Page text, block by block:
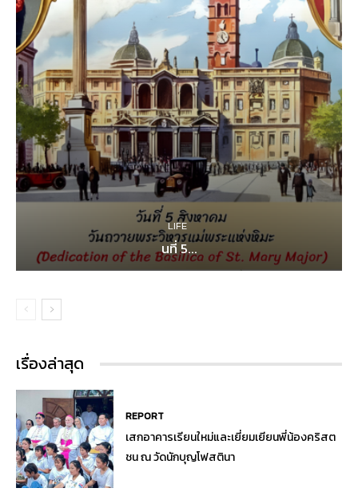
LIFE
นที่ 5...
เรื่องล่าสุด
REPORT
เสกอาคารเรียนใหม่และเยี่ยมเยียนพี่น้องคริสต
ชน ณ วัดนักบุญโฟสตินา